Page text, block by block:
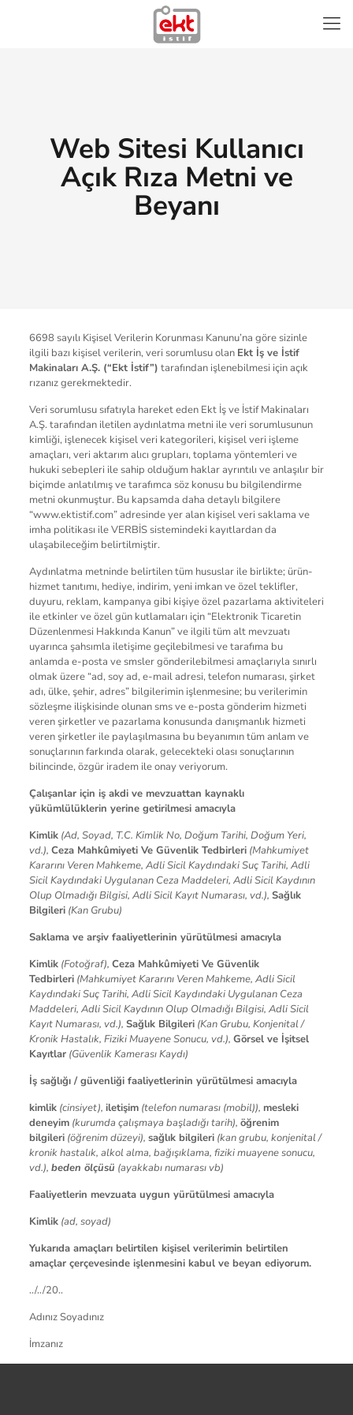
Web Sitesi Kullanıcı
Açık Rıza Metni ve
Beyanı
6698 sayılı Kişisel Verilerin Korunması Kanunu’na göre sizinle
ilgili bazı kişisel verilerin, veri sorumlusu olan Ekt İş ve İstif
Makinaları A.Ş. (“Ekt İstif”) tarafından işlenebilmesi için açık
rızanız gerekmektedir.
Veri sorumlusu sıfatıyla hareket eden Ekt İş ve İstif Makinaları
A.Ş. tarafından iletilen aydınlatma metni ile veri sorumlusunun
kimliği, işlenecek kişisel veri kategorileri, kişisel veri işleme
amaçları, veri aktarım alıcı grupları, toplama yöntemleri ve
hukuki sebepleri ile sahip olduğum haklar ayrıntılı ve anlaşılır bir
biçimde anlatılmış ve tarafımca söz konusu bu bilgilendirme
metni okunmuştur. Bu kapsamda daha detaylı bilgilere
“www.ektistif.com” adresinde yer alan kişisel veri saklama ve
imha politikası ile VERBİS sistemindeki kayıtlardan da
ulaşabileceğim belirtilmiştir.
Aydınlatma metninde belirtilen tüm hususlar ile birlikte; ürün-
hizmet tanıtımı, hediye, indirim, yeni imkan ve özel teklifler,
duyuru, reklam, kampanya gibi kişiye özel pazarlama aktiviteleri
ile etkinler ve özel gün kutlamaları için “Elektronik Ticaretin
Düzenlenmesi Hakkında Kanun” ve ilgili tüm alt mevzuatı
uyarınca şahsımla iletişime geçilebilmesi ve tarafıma bu
anlamda e-posta ve smsler gönderilebilmesi amaçlarıyla sınırlı
olmak üzere “ad, soy ad, e-mail adresi, telefon numarası, şirket
adı, ülke, şehir, adres” bilgilerimin işlenmesine; bu verilerimin
sözleşme ilişkisinde olunan sms ve e-posta gönderim hizmeti
veren şirketler ve pazarlama konusunda danışmanlık hizmeti
veren şirketler ile paylaşılmasına bu beyanımın tüm anlam ve
sonuçlarının farkında olarak, gelecekteki olası sonuçlarının
bilincinde, özgür iradem ile onay veriyorum.
Çalışanlar için iş akdi ve mevzuattan kaynaklı
yükümlülüklerin yerine getirilmesi amacıyla
Kimlik (Ad, Soyad, T.C. Kimlik No, Doğum Tarihi, Doğum Yeri,
vd.), Ceza Mahkûmiyeti Ve Güvenlik Tedbirleri (Mahkumiyet
Kararını Veren Mahkeme, Adli Sicil Kaydındaki Suç Tarihi, Adli
Sicil Kaydındaki Uygulanan Ceza Maddeleri, Adli Sicil Kaydının
Olup Olmadığı Bilgisi, Adli Sicil Kayıt Numarası, vd.), Sağlık
Bilgileri (Kan Grubu)
Saklama ve arşiv faaliyetlerinin yürütülmesi amacıyla
Kimlik (Fotoğraf), Ceza Mahkûmiyeti Ve Güvenlik
Tedbirleri (Mahkumiyet Kararını Veren Mahkeme, Adli Sicil
Kaydındaki Suç Tarihi, Adli Sicil Kaydındaki Uygulanan Ceza
Maddeleri, Adli Sicil Kaydının Olup Olmadığı Bilgisi, Adli Sicil
Kayıt Numarası, vd.), Sağlık Bilgileri (Kan Grubu, Konjenital /
Kronik Hastalık, Fiziki Muayene Sonucu, vd.), Görsel ve İşitsel
Kayıtlar (Güvenlik Kamerası Kaydı)
İş sağlığı / güvenliği faaliyetlerinin yürütülmesi amacıyla
kimlik (cinsiyet), iletişim (telefon numarası (mobil)), mesleki
deneyim (kurumda çalışmaya başladığı tarih), öğrenim
bilgileri (öğrenim düzeyi), sağlık bilgileri (kan grubu, konjenital /
kronik hastalık, alkol alma, bağışıklama, fiziki muayene sonucu,
vd.), beden ölçüsü (ayakkabı numarası vb)
Faaliyetlerin mevzuata uygun yürütülmesi amacıyla
Kimlik (ad, soyad)
Yukarıda amaçları belirtilen kişisel verilerimin belirtilen
amaçlar çerçevesinde işlenmesini kabul ve beyan ediyorum.
../../20..
Adınız Soyadınız
İmzanız